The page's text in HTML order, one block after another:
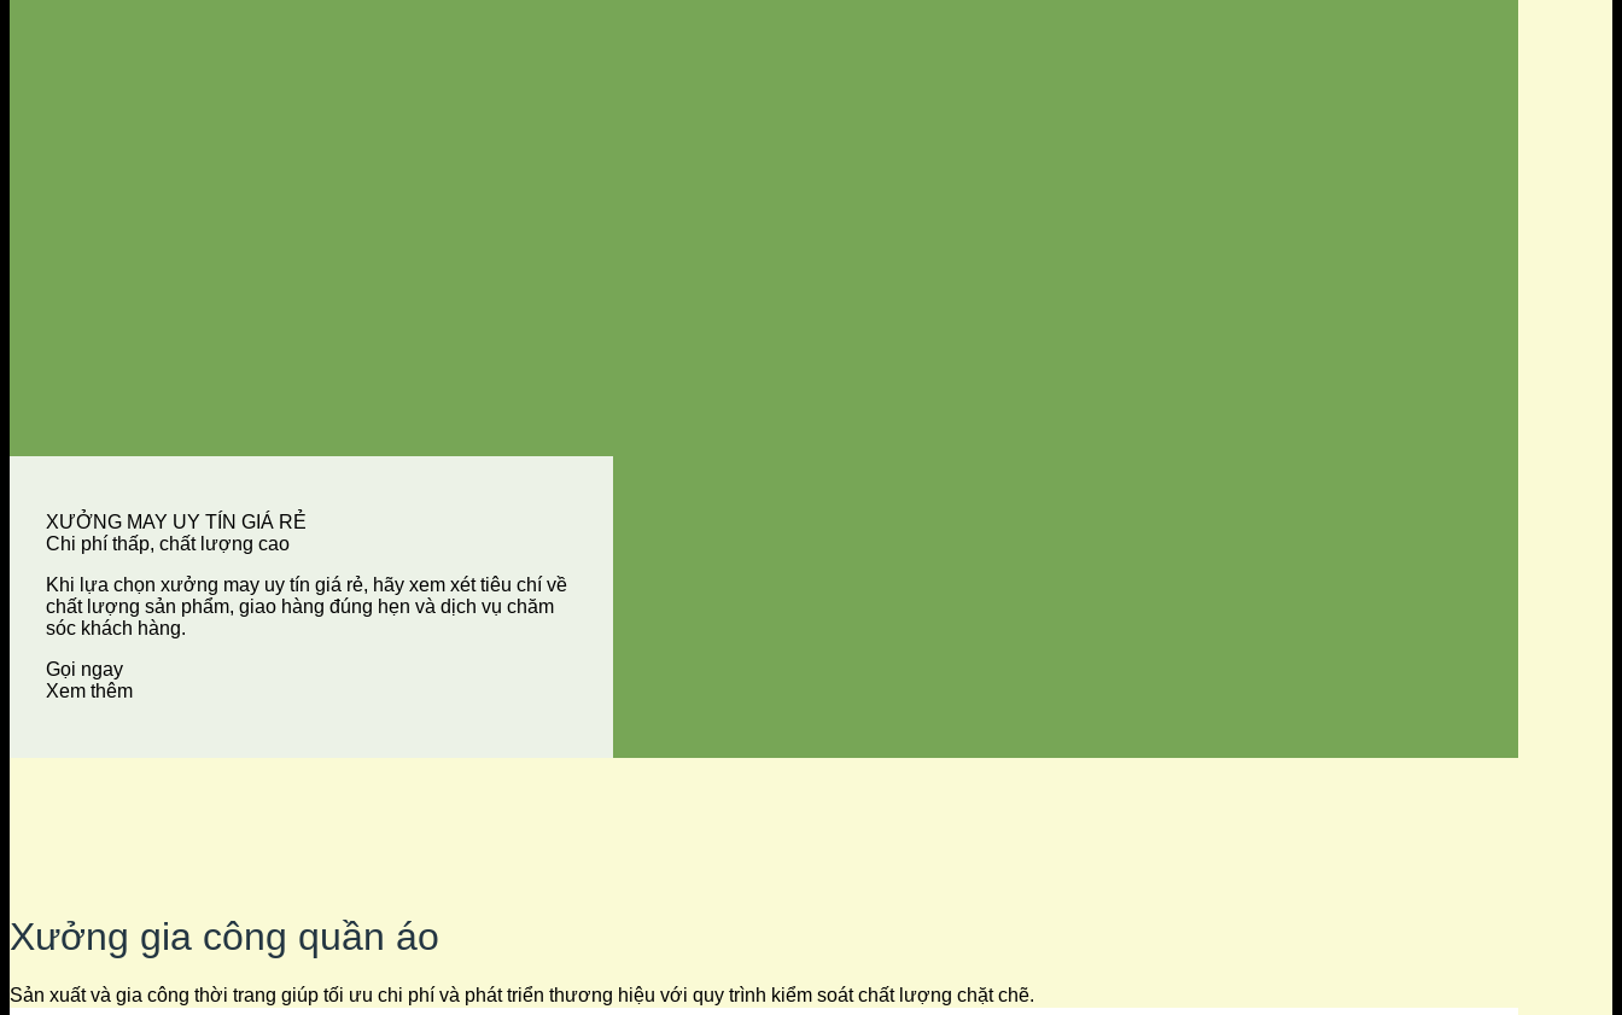
XƯỞNG MAY UY TÍN GIÁ RẺ
Chi phí thấp, chất lượng cao
Khi lựa chọn xưởng may uy tín giá rẻ, hãy xem xét tiêu chí về
chất lượng sản phẩm, giao hàng đúng hẹn và dịch vụ chăm
sóc khách hàng.
Gọi ngay
Xem thêm
Xưởng gia công quần áo
Sản xuất và gia công thời trang giúp tối ưu chi phí và phát triển thương hiệu với quy trình kiểm soát chất lượng chặt chẽ.